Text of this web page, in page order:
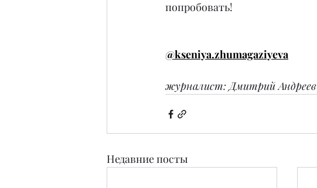
попробовать!
@kseniya.zhumagaziyeva
журналист: Дмитрий Андреев
Недавние посты